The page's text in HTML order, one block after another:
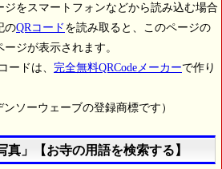
ジをスマートフォンなどから読み込む場合
のQRコード を読み取ると、このページの
ージが表示されます。
ードは、 完全無料QRCodeメーカーで作り
ンソーウェーブの登録商標です）
真」【お寺の用語を検索する】